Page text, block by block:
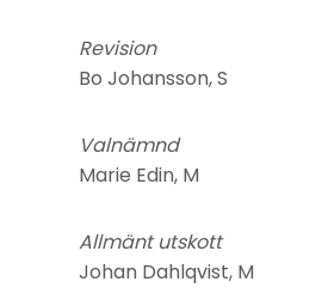
Revision
Bo Johansson, S
Valnämnd
Marie Edin, M
Allmänt utskott
Johan Dahlqvist, M